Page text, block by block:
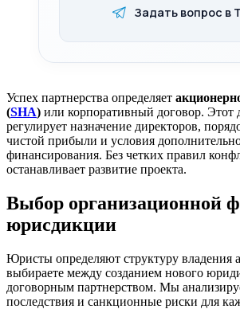
Задать вопрос в
Успех партнерства определяет
(SHA) или корпоративный договор. Этот
регулирует назначение директоров,
чистой прибыли и условия
финансирования. Без четких правил
останавливает развитие проекта.
Выбор организационной
юрисдикции
Юристы определяют структуру владения
выбираете между созданием нового
договорным партнерством. Мы
последствия и санкционные риски для